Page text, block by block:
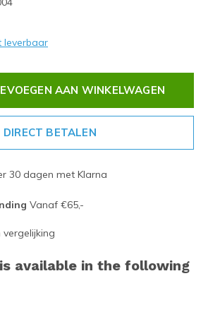
leverbaar
AAN WINKELWAGEN
DIRECT BETALEN
30 dagen met Klarna
Vanaf €65,-
available in the following